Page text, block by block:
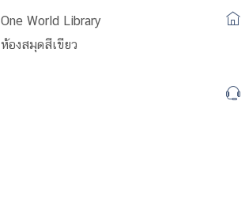
One World Library
ห้องสมุดสีเขียว